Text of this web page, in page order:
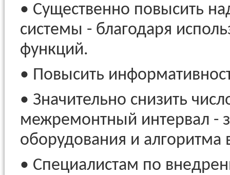
• Существенно повысить
системы - благодаря
функций.
• Повысить
• Значительно снизить
межремонтный интервал -
оборудования и алгоритма
• Специалистам по